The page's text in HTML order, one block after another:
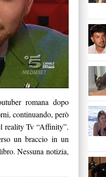
romana dopo
continuando, però
reality Tv “Affinity”.
un braccio in un
Nessuna notizia,